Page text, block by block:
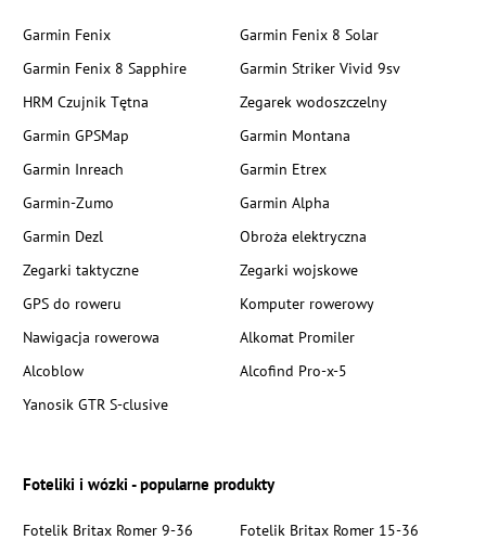
Garmin Fenix
Garmin Fenix 8 Solar
Garmin Fenix 8 Sapphire
Garmin Striker Vivid 9sv
HRM Czujnik Tętna
Zegarek wodoszczelny
Garmin GPSMap
Garmin Montana
Garmin Inreach
Garmin Etrex
Garmin-Zumo
Garmin Alpha
Garmin Dezl
Obroża elektryczna
Zegarki taktyczne
Zegarki wojskowe
GPS do roweru
Komputer rowerowy
Nawigacja rowerowa
Alkomat Promiler
Alcoblow
Alcofind Pro-x-5
Yanosik GTR S-clusive
Foteliki i wózki - popularne produkty
Fotelik Britax Romer 9-36
Fotelik Britax Romer 15-36